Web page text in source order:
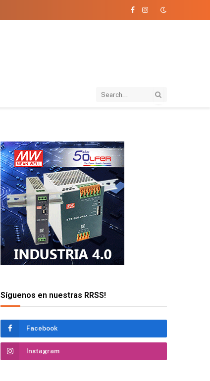
Facebook
Instagram
Síguenos en nuestras RRSS!
Facebook
Instagram